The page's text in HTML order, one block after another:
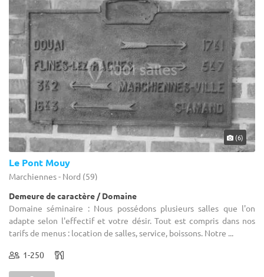
(6)
Le Pont Mouy
Marchiennes - Nord (59)
Demeure de caractère / Domaine
Domaine séminaire : Nous possédons plusieurs salles que l'on
adapte selon l'effectif et votre désir. Tout est compris dans nos
tarifs de menus : location de salles, service, boissons. Notre ...
1-250